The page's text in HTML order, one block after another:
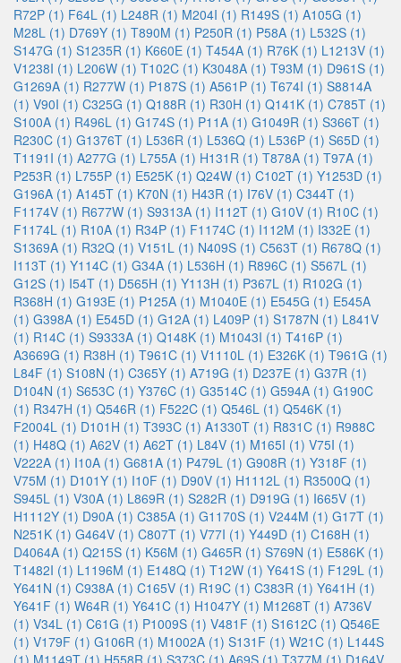
R72P (1) F64L (1) L248R (1) M204I (1) R149S (1) A105G (1)
M28L (1) D769Y (1) T890M (1) P250R (1) P58A (1) L532S (1)
S147G (1) S1235R (1) K660E (1) T454A (1) R76K (1) L1213V (1)
V1238I (1) L206W (1) T102C (1) K3048A (1) T93M (1) D961S (1)
G1269A (1) R277W (1) P187S (1) A561P (1) T674I (1) S8814A
(1) V90I (1) C325G (1) Q188R (1) R30H (1) Q141K (1) C785T (1)
S100A (1) R496L (1) G174S (1) P11A (1) G1049R (1) S366T (1)
R230C (1) G1376T (1) L536R (1) L536Q (1) L536P (1) S65D (1)
T1191I (1) A277G (1) L755A (1) H131R (1) T878A (1) T97A (1)
P253R (1) L755P (1) E525K (1) Q24W (1) C102T (1) Y1253D (1)
G196A (1) A145T (1) K70N (1) H43R (1) I76V (1) C344T (1)
F1174V (1) R677W (1) S9313A (1) I112T (1) G10V (1) R10C (1)
F1174L (1) R10A (1) R34P (1) F1174C (1) I112M (1) I332E (1)
S1369A (1) R32Q (1) V151L (1) N409S (1) C563T (1) R678Q (1)
I113T (1) Y114C (1) G34A (1) L536H (1) R896C (1) S567L (1)
G12S (1) I54T (1) D565H (1) Y113H (1) P367L (1) R102G (1)
R368H (1) G193E (1) P125A (1) M1040E (1) E545G (1) E545A
(1) G398A (1) E545D (1) G12A (1) L409P (1) S1787N (1) L841V
(1) R14C (1) S9333A (1) Q148K (1) M1043I (1) T416P (1)
A3669G (1) R38H (1) T961C (1) V1110L (1) E326K (1) T961G (1)
L84F (1) S108N (1) C365Y (1) A719G (1) D237E (1) G37R (1)
D104N (1) S653C (1) Y376C (1) G3514C (1) G594A (1) G190C
(1) R347H (1) Q546R (1) F522C (1) Q546L (1) Q546K (1)
F2004L (1) D101H (1) T393C (1) A1330T (1) R831C (1) R988C
(1) H48Q (1) A62V (1) A62T (1) L84V (1) M165I (1) V75I (1)
V222A (1) I10A (1) G681A (1) P479L (1) G908R (1) Y318F (1)
V75M (1) D101Y (1) I10F (1) D90V (1) H1112L (1) R3500Q (1)
S945L (1) V30A (1) L869R (1) S282R (1) D919G (1) I665V (1)
H1112Y (1) D90A (1) C385A (1) G1170S (1) V244M (1) G17T (1)
N251K (1) G464V (1) C807T (1) V77I (1) Y449D (1) C168H (1)
D4064A (1) Q215S (1) K56M (1) G465R (1) S769N (1) E586K (1)
T1482I (1) L1196M (1) E148Q (1) T12W (1) Y641S (1) F129L (1)
Y641N (1) C938A (1) C165V (1) R19C (1) C383R (1) Y641H (1)
Y641F (1) W64R (1) Y641C (1) H1047Y (1) M1268T (1) A736V
(1) V34L (1) C61G (1) P1009S (1) V481F (1) S1612C (1) Q546E
(1) V179F (1) G106R (1) M1002A (1) S131F (1) W21C (1) L144S
(1) M1149T (1) H558R (1) S373C (1) A69S (1) T377M (1) D164V